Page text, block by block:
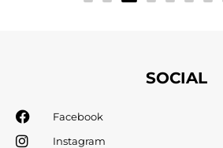
SOCIAL
Facebook
Instagram